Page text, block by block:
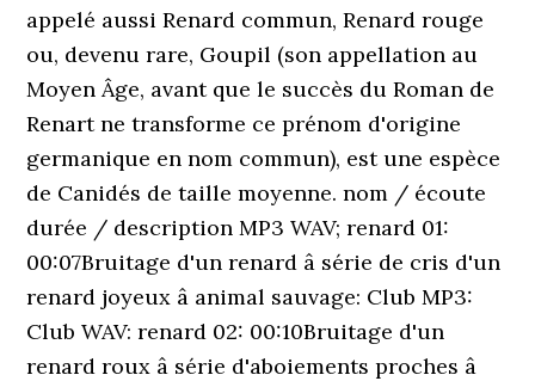
appelé aussi Renard commun, Renard rouge
ou, devenu rare, Goupil (son appellation au
Moyen Âge, avant que le succès du Roman de
Renart ne transforme ce prénom d'origine
germanique en nom commun), est une espèce
de Canidés de taille moyenne. nom / écoute
durée / description MP3 WAV; renard 01:
00:07Bruitage d'un renard â série de cris d'un
renard joyeux â animal sauvage: Club MP3:
Club WAV: renard 02: 00:10Bruitage d'un
renard roux â série d'aboiements proches â